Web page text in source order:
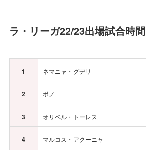
ラ・リーガ22/23出場試合時間
1 ネマニャ・グデリ
2 ボノ
3 オリベル・トーレス
4 マルコス・アクーニャ